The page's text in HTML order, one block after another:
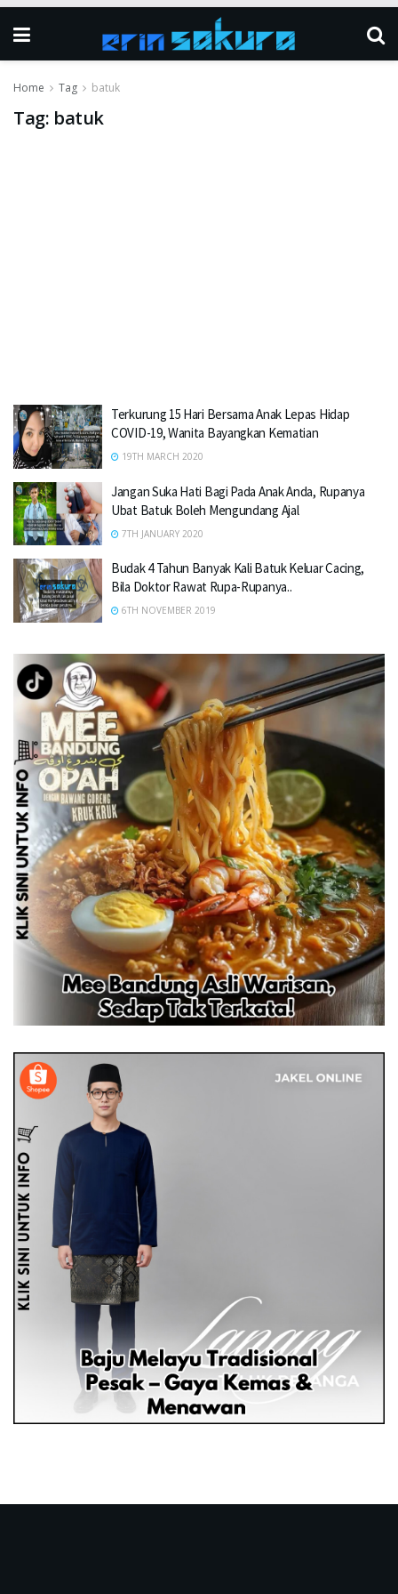
Home Tag batuk
Tag: batuk
Terkurung 15 Hari Bersama Anak Lepas Hidap
COVID-19, Wanita Bayangkan Kematian
19TH MARCH 2020
Jangan Suka Hati Bagi Pada Anak Anda, Rupanya
Ubat Batuk Boleh Mengundang Ajal
7TH JANUARY 2020
Budak 4 Tahun Banyak Kali Batuk Keluar Cacing,
Bila Doktor Rawat Rupa-Rupanya..
6TH NOVEMBER 2019